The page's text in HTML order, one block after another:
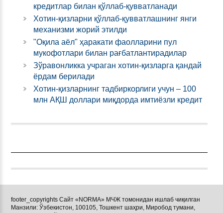
кредитлар билан қўллаб-қувватланади
Хотин-қизларни қўллаб-қувватлашнинг янги
механизми жорий этилди
"Оқила аёл" ҳаракати фаолларини пул
мукофотлари билан рағбатлантирадилар
Зўравонликка учраган хотин-қизларга қандай
ёрдам берилади
Хотин-қизларнинг тадбиркорлиги учун – 100
млн АҚШ доллари миқдорда имтиёзли кредит
footer_copyrights Сайт «NORMA» МЧЖ томонидан ишлаб чиқилган
Манзили: Ўзбекистон, 100105, Тошкент шаҳри, Миробод тумани,